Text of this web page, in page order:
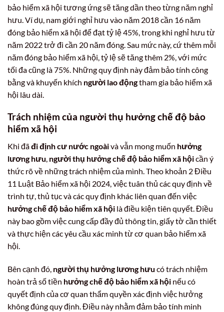
bảo hiểm xã hội tương ứng sẽ tăng dần theo từng năm nghỉ
hưu. Ví dụ, nam giới nghỉ hưu vào năm 2018 cần 16 năm
đóng bảo hiểm xã hội để đạt tỷ lệ 45%, trong khi nghỉ hưu từ
năm 2022 trở đi cần 20 năm đóng. Sau mức này, cứ thêm mỗi
năm đóng bảo hiểm xã hội, tỷ lệ sẽ tăng thêm 2%, với mức
tối đa cũng là 75%. Những quy định này đảm bảo tính công
bằng và khuyến khích người lao độngtham gia bảo hiểm xã
hội lâu dài.
Trách nhiệm của người thụ hưởng chế độ bảo
hiểm xã hội
Khi đãđi định cư nước ngoàivà vẫn mong muốn hưởng
lương hưu, người thụ hưởng chế độ bảo hiểm xã hộicần ý
thức rõ về những trách nhiệm của mình. Theo khoản 2 Điều
11 Luật Bảo hiểm xã hội 2024, việc tuân thủ các quy định về
trình tự, thủ tục và các quy định khác liên quan đến việc
hưởng chế độ bảo hiểm xã hội là điều kiện tiên quyết. Điều
này bao gồm việc cung cấp đầy đủ thông tin, giấy tờ cần thiết
và thực hiện các yêu cầu xác minh từ cơ quan bảo hiểm xã
hội.
Bên cạnh đó, người thụ hưởng lương hưu có trách nhiệm
hoàn trả số tiền hưởng chế độ bảo hiểm xã hội nếu có
quyết định của cơ quan thẩm quyền xác định việc hưởng
không đúng quy định. Điều này nhằm đảm bảo tính minh